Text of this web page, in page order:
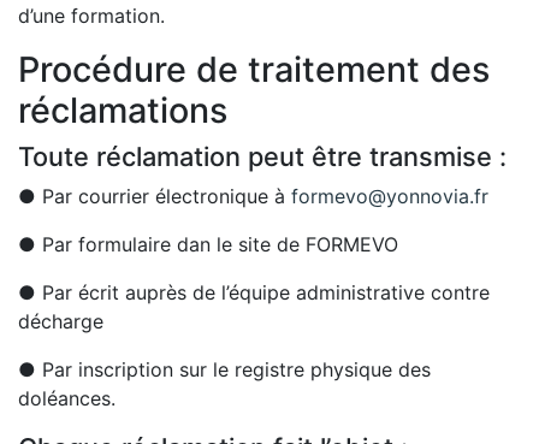
d’une formation.
Procédure de traitement des
réclamations
Toute réclamation peut être transmise :
● Par courrier électronique à formevo@yonnovia.fr
● Par formulaire dan le site de FORMEVO
● Par écrit auprès de l’équipe administrative contre
décharge
● Par inscription sur le registre physique des
doléances.